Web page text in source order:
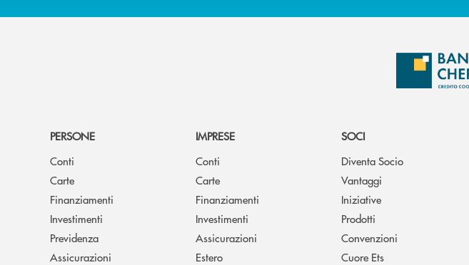
PERSONE
Conti
Carte
Finanziamenti
Investimenti
Previdenza
Assicurazioni
IMPRESE
Conti
Carte
Finanziamenti
Investimenti
Assicurazioni
Estero
SOCI
Diventa Socio
Vantaggi
Iniziative
Prodotti
Convenzioni
Cuore Ets